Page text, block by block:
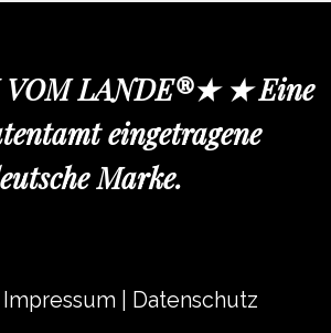
LANDE®★ ★ Eine
eingetragene
Marke.
Impressum Datenschutz